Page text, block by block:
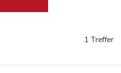
1 Treffer